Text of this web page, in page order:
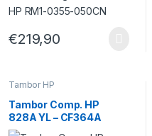
€219,90
Tambor HP
Tambor Comp. HP
828A YL – CF364A